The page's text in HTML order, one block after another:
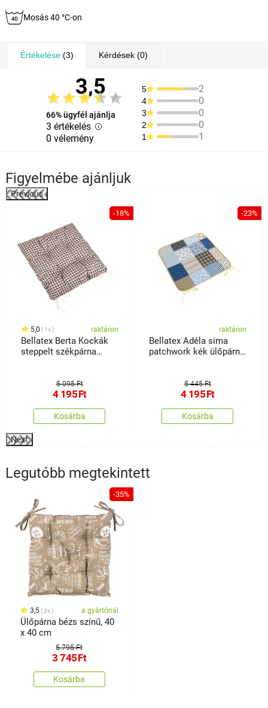
Mosás 40 °C-on
Értékelése(3) Kérdések(0)
3,5
66% ügyfél ajánlja
3 értékelés
0 vélemény
5 2
4 0
3 0
2 0
1 1
Figyelmébe ajánljuk
Previous
-18%
5,0 1x raktáron
Bellatex Berta Kockák
steppelt székpárna
5 095 Ft
4 195Ft
Kosárba
-23%
raktáron
Bellatex Adéla sima
patchwork kék ülőpárna,
5 445 Ft
4 195Ft
Kosárba
Next
Legutóbb megtekintett
-35%
3,5 3x a gyártónál
Ülőpárna bézs színű, 40
x 40 cm
5 795 Ft
3 745Ft
Kosárba